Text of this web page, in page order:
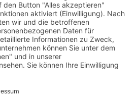
Forum für Medien, Bildung
und überall
Mehr erfahren